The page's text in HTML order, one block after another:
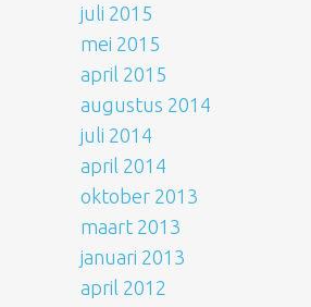
juli 2015
mei 2015
april 2015
augustus 2014
juli 2014
april 2014
oktober 2013
maart 2013
januari 2013
april 2012